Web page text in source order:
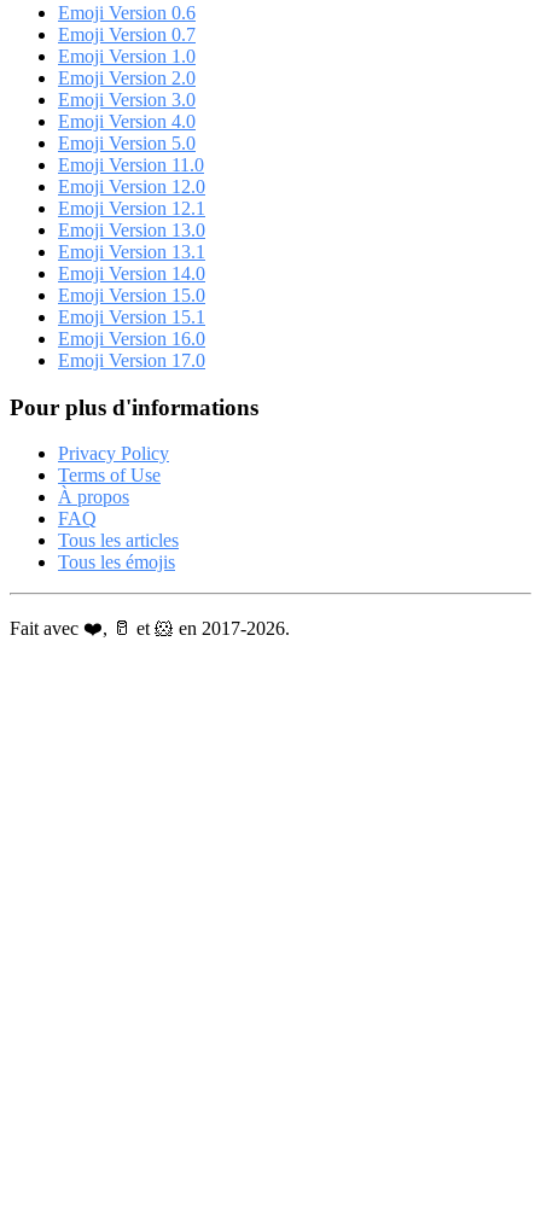
Emoji Version 0.6
Emoji Version 0.7
Emoji Version 1.0
Emoji Version 2.0
Emoji Version 3.0
Emoji Version 4.0
Emoji Version 5.0
Emoji Version 11.0
Emoji Version 12.0
Emoji Version 12.1
Emoji Version 13.0
Emoji Version 13.1
Emoji Version 14.0
Emoji Version 15.0
Emoji Version 15.1
Emoji Version 16.0
Emoji Version 17.0
Pour plus d'informations
Privacy Policy
Terms of Use
À propos
FAQ
Tous les articles
Tous les émojis
Fait avec ❤️, 🥛 et 🐹 en 2017-2026.